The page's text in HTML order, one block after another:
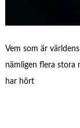
Vem som är
nämligen flera stora
har hört